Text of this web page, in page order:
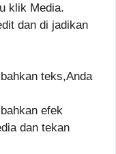
klik Media.
dan di jadikan
teks,Anda
efek
dan tekan